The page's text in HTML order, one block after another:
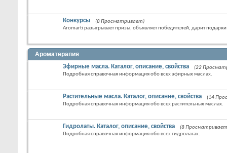
Конкурсы
(8 Просматривает)
Aromarti разыгрывает призы, объявляет победителей, дарит
Ароматерапия
Эфирные масла. Каталог, описание, свойства
(22
Подробная справочная информация обо всех эфирных маслах.
Растительные масла. Каталог, описание, свойства
(14
Подробная справочная информация обо всех растительных маслах.
Гидролаты. Каталог, описание, свойства
(8
Подробная справочная информация обо всех гидролатах.